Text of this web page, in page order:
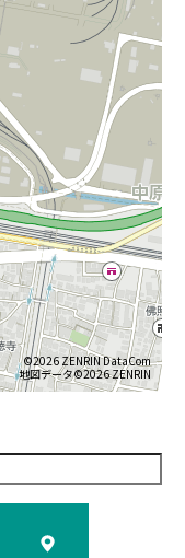
©2026 ZENRIN DataCom
地図データ©2026 ZENRIN